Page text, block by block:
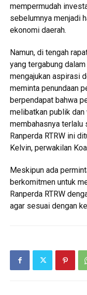
mempermudah
sebelumnya menjadi
ekonomi daerah.
Namun, di tengah
yang tergabung
mengajukan aspirasi
meminta penundaan
berpendapat bahwa
melibatkan publik
membahasnya terlalu
Ranperda RTRW ini
Kelvin, perwakilan
Meskipun ada
berkomitmen untuk
Ranperda RTRW
agar sesuai dengan